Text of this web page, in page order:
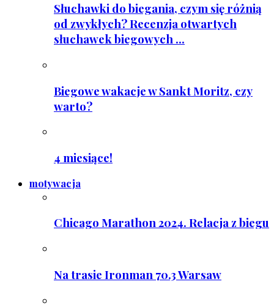
Słuchawki do biegania, czym się różnią
od zwykłych? Recenzja otwartych
słuchawek biegowych ...
Biegowe wakacje w Sankt Moritz, czy
warto?
4 miesiące!
motywacja
Chicago Marathon 2024. Relacja z biegu
Na trasie Ironman 70.3 Warsaw